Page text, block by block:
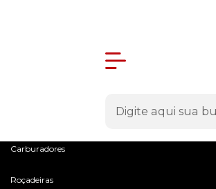
Carburadores
Roçadeiras